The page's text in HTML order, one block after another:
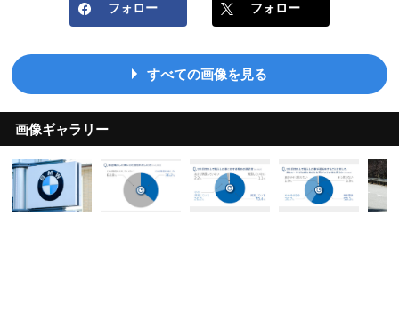
フォロー フォロー
すべての画像を見る
画像ギャラリー